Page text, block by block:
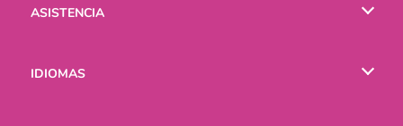
ASISTENCIA
IDIOMAS